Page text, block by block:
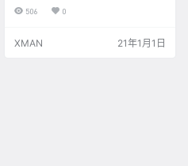
506 0
XMAN 21年1月1日